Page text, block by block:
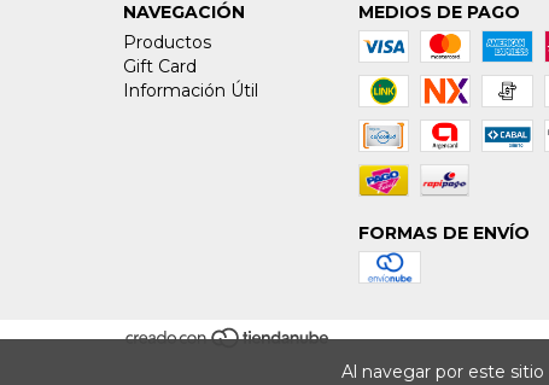
Al navegar por este sitio
NAVEGACIÓN
Productos
Gift Card
Información Útil
MEDIOS DE PAGO
FORMAS DE ENVÍO